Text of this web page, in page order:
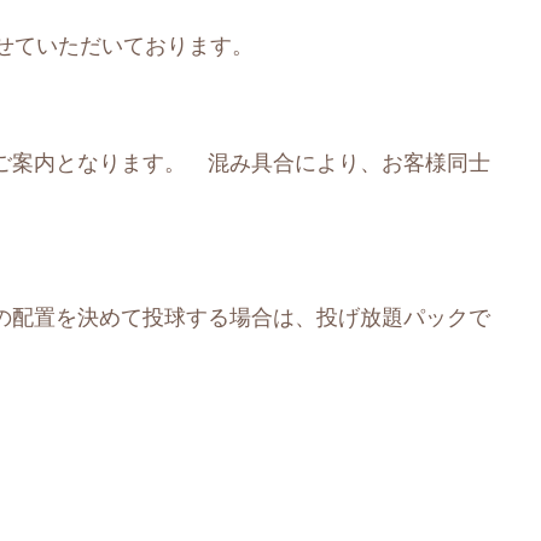
いただいております。
案内となります。 混み具合により、お客様同士
置を決めて投球する場合は、投げ放題パックで